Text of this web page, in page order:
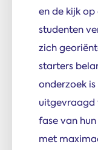
en de kijk
studenten
zich
starters
onderzoek
uitgevraagd
fase van
met